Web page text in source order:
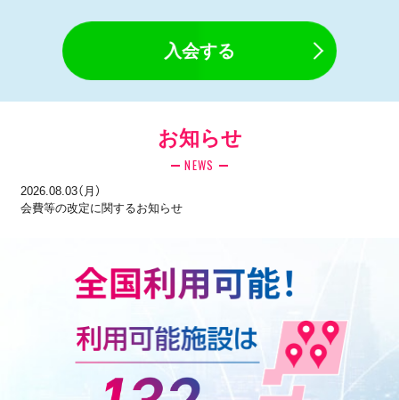
入会する
お知らせ
NEWS
2026.08.03（月）
会費等の改定に関するお知らせ